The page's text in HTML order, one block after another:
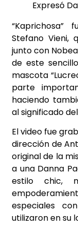
Expresó
Stefano Vieni,
junto con
de este
mascota
parte
haciendo
al significado
El video fue
dirección de
original de la
a una Danna
estilo chic,
especiales
utilizaron en su